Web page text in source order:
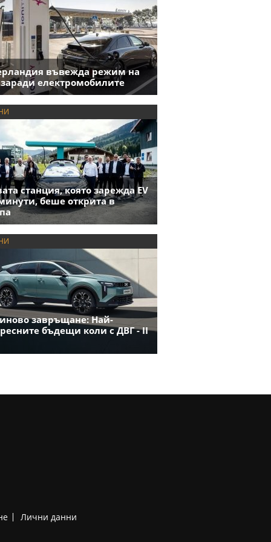
въвежда режим на
заради електромобилите
станция, която зарежда EV
беше открита в
завръщане: Най-
бъдещи коли с ДВГ - II
Лични данни